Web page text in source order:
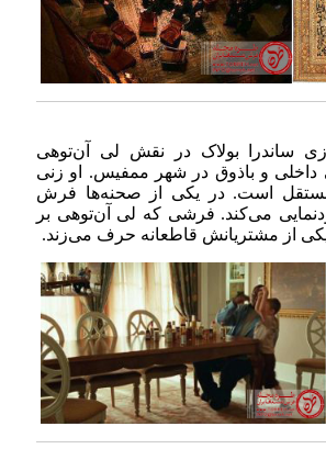
ساندرا بولاک در نقش لی آن‌توهی
و باذوق در شهر ممفیس. او زنی
است. در یکی از صحنه‌ها فرش
می‌کند. فرشی که لی آن‌توهی بر
از مشتریانش قاطعانه حرف می‌زند.